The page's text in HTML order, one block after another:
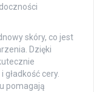
skóry, co jest
Dzięki
cery.
pomagają